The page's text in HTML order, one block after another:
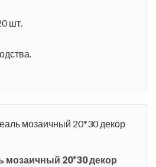
шт.
мозаичный 20*30 декор